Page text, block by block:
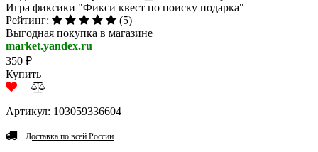
Игра фиксики "Фикси квест по поиску подарка"
Рейтинг:
(5)
Выгодная покупка в магазине
market.yandex.ru
350 ₽
Купить
Артикул: 103059336604
Доставка по всей России